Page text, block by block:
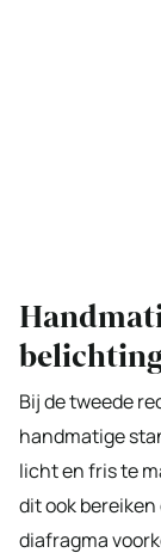
Bij de tweede
handmatige
licht en fris te
dit ook bereiken
diafragma